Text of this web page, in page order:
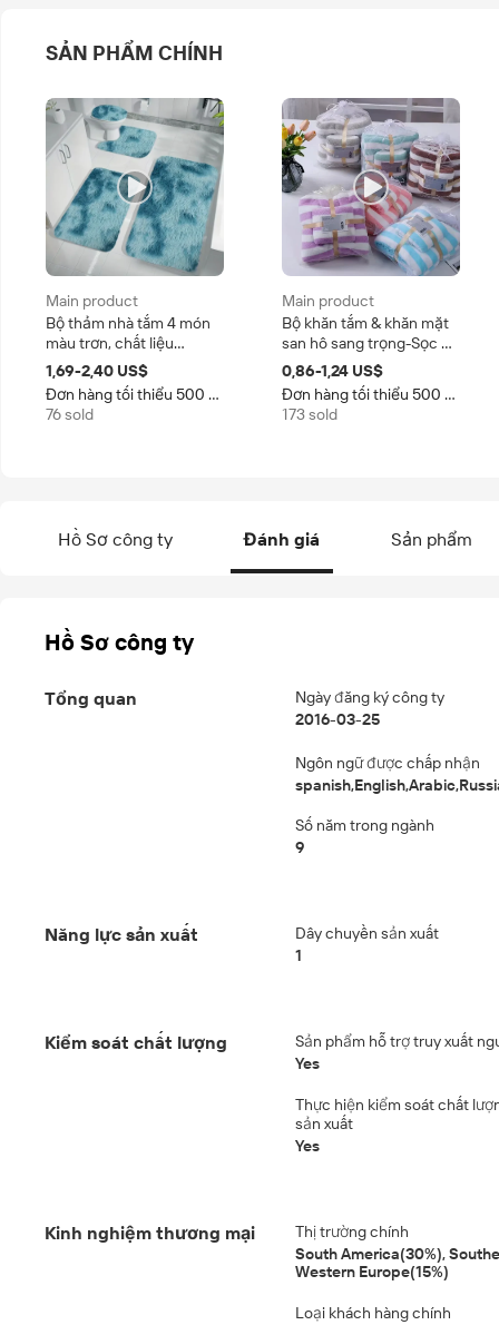
SẢN PHẨM CHÍNH
Main product
Bộ thảm nhà tắm 4 món
màu trơn, chất liệu
polyester lông nhung
mềm mại, chống trơn
trượt, bán buôn nhà máy,
phong cách hiện đại,
1,69-2,40 US$
Đơn hàng tối thiểu 500 Cái
76 sold
Main product
Bộ khăn tắm & khăn mặt
san hô sang trọng-Sọc 2
mảnh, siêu thấm, thân
thiện với môi trường-Spa
tại nhà dành cho người
lớn & Quà Tặng bán buôn
0,86-1,24 US$
Đơn hàng tối thiểu 500 Cái
173 sold
Hồ Sơ công ty Đánh giá Sản phẩm
Hồ Sơ công ty
Tổng quan
Ngày đăng ký công ty
2016-03-25
Ngôn ngữ được chấp nhận
Số năm trong ngành
9
Năng lực sản xuất
Dây chuyền sản xuất
1
Kiểm soát chất lượng
Sản phẩm hỗ trợ truy xuất
Yes
Thực hiện kiểm soát chất
sản xuất
Yes
Kinh nghiệm thương mại
Thị trường chính
South America(30%),
Western Europe(15%)
Loại khách hàng chính